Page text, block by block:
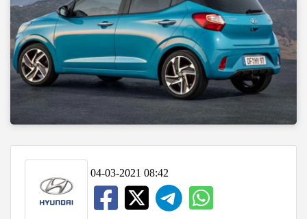
04-03-2021 08:42